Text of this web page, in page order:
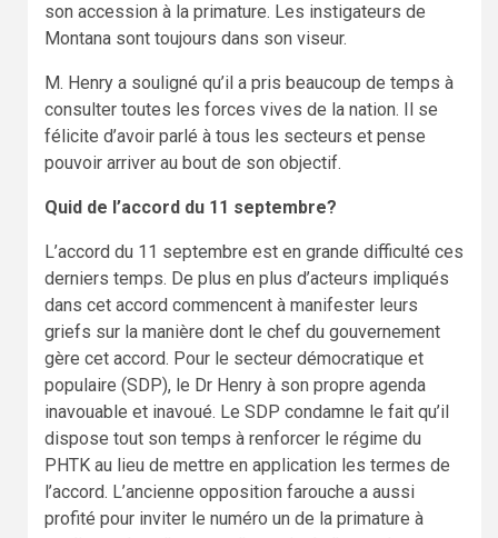
son accession à la primature. Les instigateurs de
Montana sont toujours dans son viseur.
M. Henry a souligné qu’il a pris beaucoup de temps à
consulter toutes les forces vives de la nation. Il se
félicite d’avoir parlé à tous les secteurs et pense
pouvoir arriver au bout de son objectif.
Quid de l’accord du 11 septembre?
L’accord du 11 septembre est en grande difficulté ces
derniers temps. De plus en plus d’acteurs impliqués
dans cet accord commencent à manifester leurs
griefs sur la manière dont le chef du gouvernement
gère cet accord. Pour le secteur démocratique et
populaire (SDP), le Dr Henry à son propre agenda
inavouable et inavoué. Le SDP condamne le fait qu’il
dispose tout son temps à renforcer le régime du
PHTK au lieu de mettre en application les termes de
l’accord. L’ancienne opposition farouche a aussi
profité pour inviter le numéro un de la primature à